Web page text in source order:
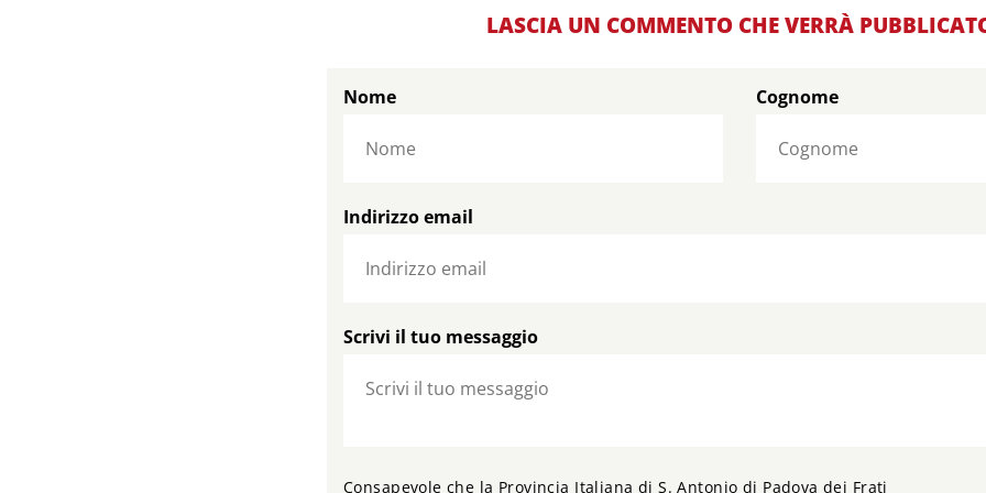
LASCIA UN COMMENTO CHE VERRÀ
Nome Cognome
Indirizzo email
Scrivi il tuo messaggio
Consapevole che la Provincia Italiana di S. Antonio di Padova dei Frati